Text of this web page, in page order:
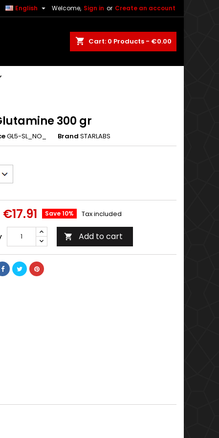
Welcome, Sign in or Create an account
English 
shopping_cart Cart: 0 Products - €0.00
300 gr
GL5-SL_NO_ Brand STARLABS
€17.91 Save 10% Tax included
 Add to cart